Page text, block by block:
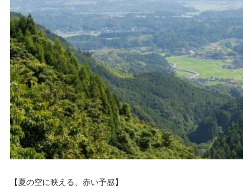
【夏の空に映える、赤い予感】